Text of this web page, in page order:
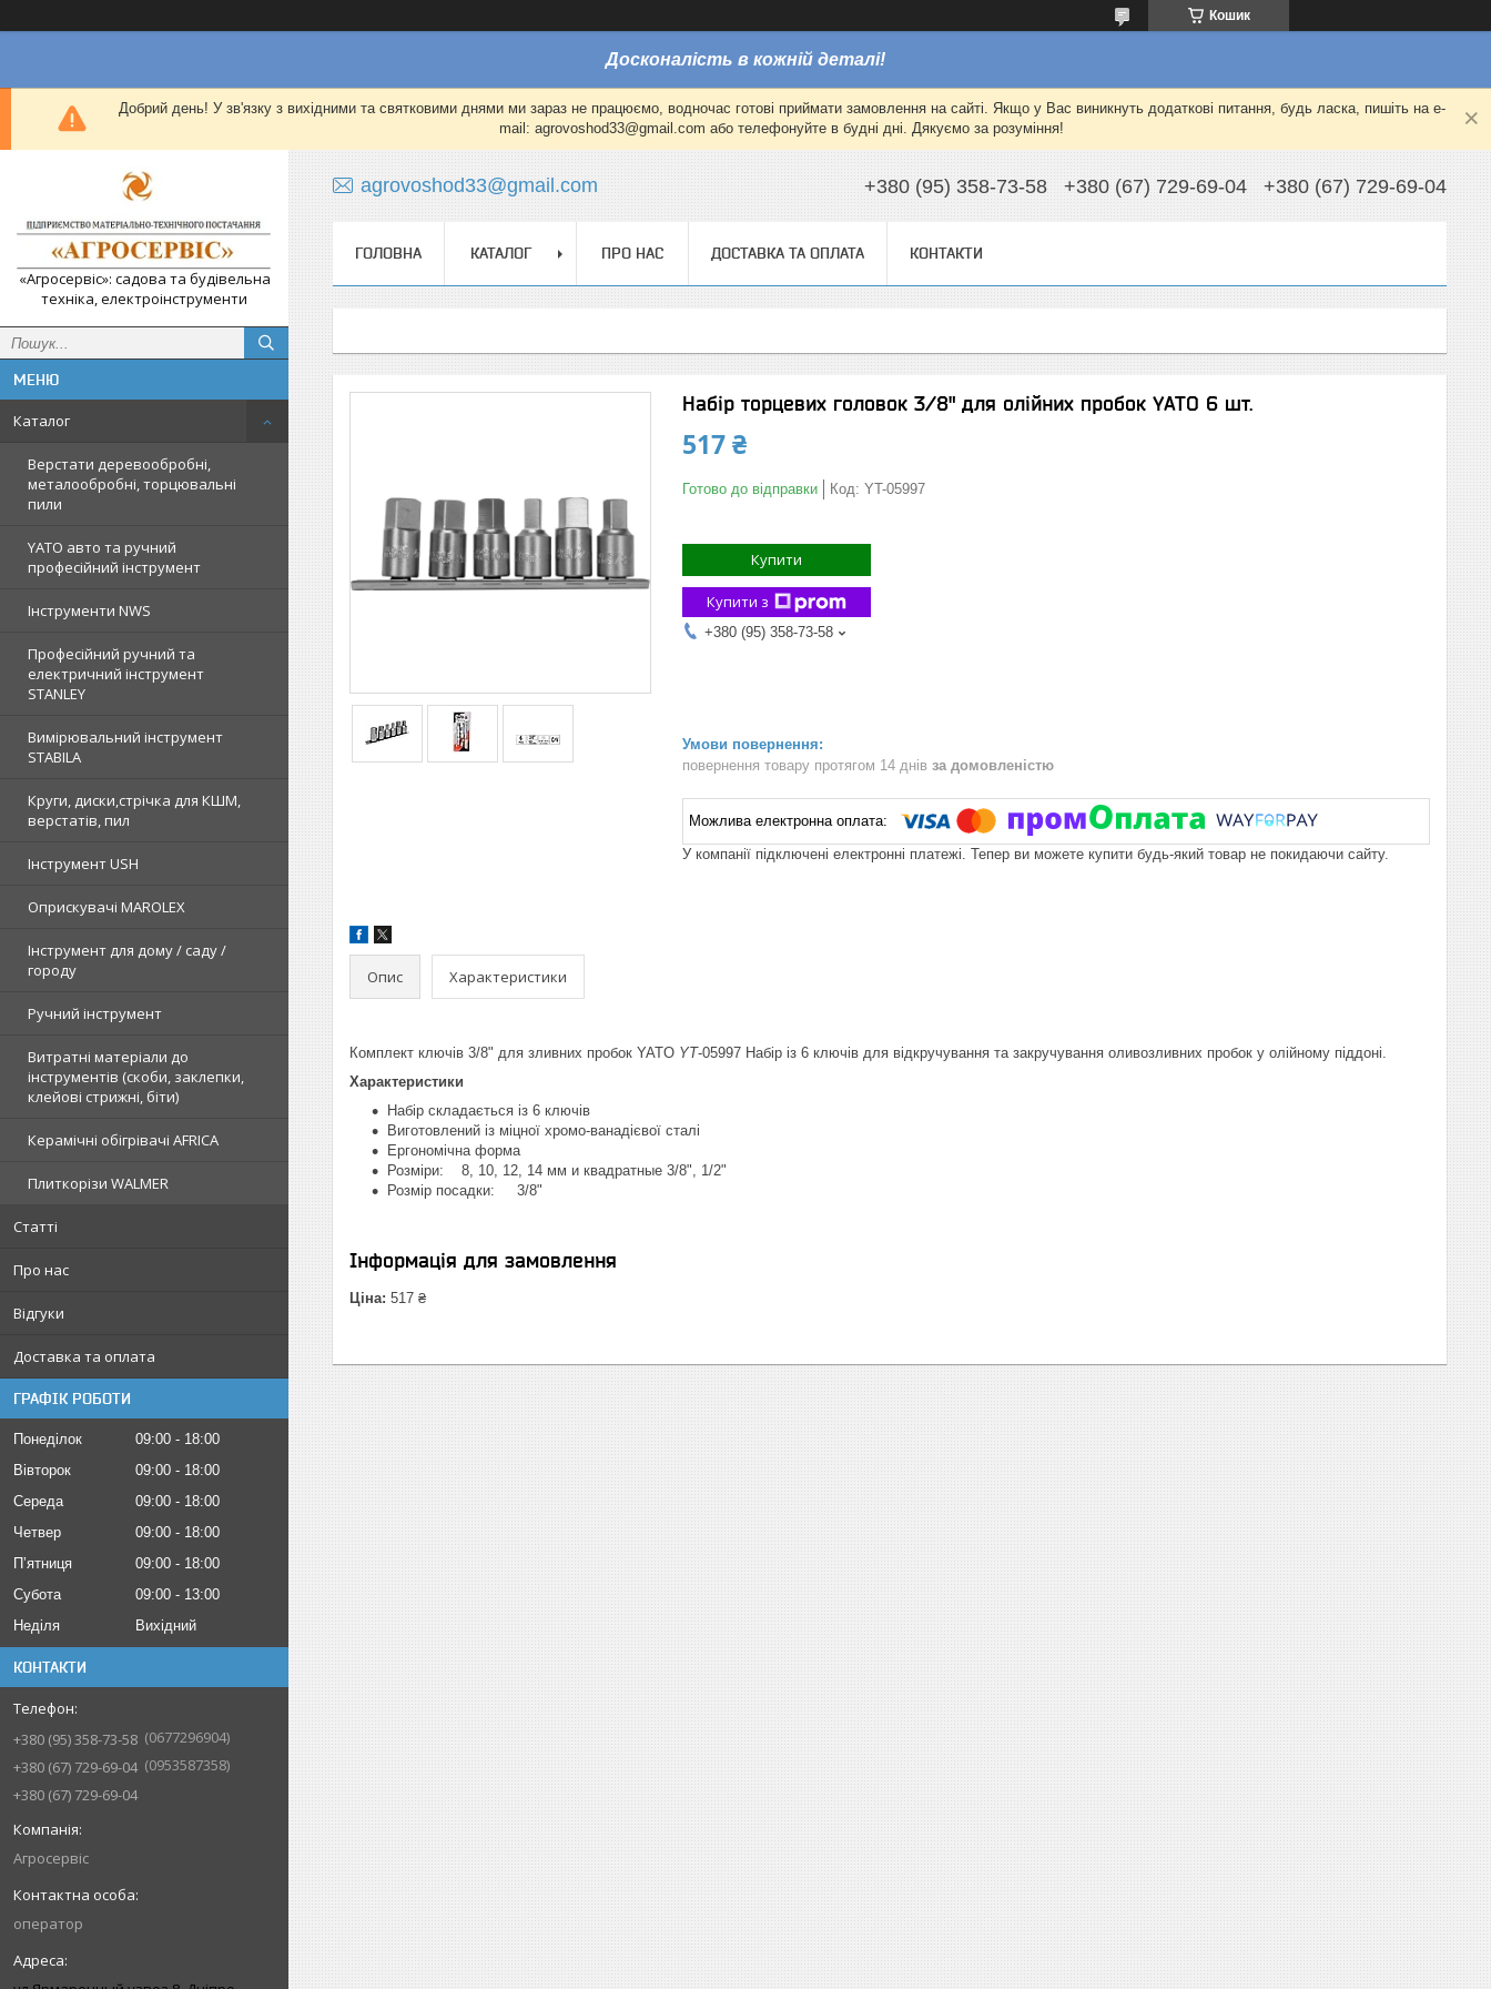
Кошик
Досконалість в кожній деталі!
Добрий день! У зв'язку з вихідними та святковими днями ми зараз не працюємо, водночас готові приймати замовлення на сайті. Якщо у Вас виникнуть додаткові питання, будь ласка, пишіть на e-
mail: agrovoshod33@gmail.com або телефонуйте в будні дні. Дякуємо за розуміння!
«Агросервіс»: садова та будівельна
техніка, електроінструменти
Каталог
Верстати деревообробні,
металообробні, торцювальні
пили
YATO авто та ручний
професійний інструмент
Інструменти NWS
Професійний ручний та
електричний інструмент
STANLEY
Вимірювальний інструмент
STABILA
Круги, диски,стрічка для КШМ,
верстатів, пил
Інструмент USH
Оприскувачі MAROLEX
Інструмент для дому / саду /
городу
Ручний інструмент
Витратні матеріали до
інструментів (скоби, заклепки,
клейові стрижні, біти)
Керамічні обігрівачі AFRICA
Плиткорізи WALMER
Статті
Про нас
Відгуки
Доставка та оплата
ГРАФІК РОБОТИ
Понеділок 09:00
18:00
Вівторок
09:00
18:00
Середа
09:00
18:00
Четвер
09:00
18:00
Пʼятниця
09:00
18:00
Субота
09:00
13:00
Неділя
Вихідний
КОНТАКТИ
+380 (95) 358-73-58
0677296904
+380 (67) 729-69-04
0953587358
+380 (67) 729-69-04
Агросервіс
оператор
agrovoshod33@gmail.com +380 (95) 358-73-58 +380 (67) 729-69-04 +380 (67) 729-69-04
ГОЛОВНА КАТАЛОГ ПРО НАС ДОСТАВКА ТА ОПЛАТА КОНТАКТИ
Набір торцевих головок 3/8" для олійних пробок YATO 6 шт.
517 ₴
Готово до відправки Код: YT-05997
Купити
Купити з
+380 (95) 358-73-58
повернення товару протягом 14 днів за домовленістю
У компанії підключені електронні платежі. Тепер ви можете купити будь-який товар не покидаючи сайту.
Опис Характеристики
Комплект ключів 3/8" для зливних пробок YATO YT-05997 Набір із 6 ключів для відкручування та закручування оливозливних пробок у олійному піддоні.
Характеристики
Набір складається із 6 ключів
Виготовлений із міцної хромо-ванадієвої сталі
Ергономічна форма
Розміри: 8, 10, 12, 14 мм и квадратные 3/8", 1/2"
Розмір посадки: 3/8"
Інформація для замовлення
Ціна: 517 ₴